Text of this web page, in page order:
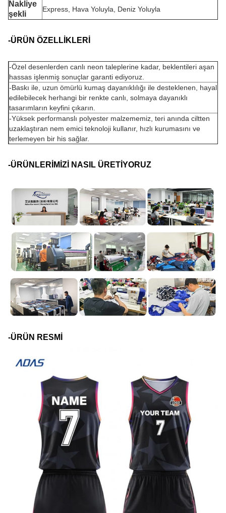
Nakliye
şekli
Express, Hava Yoluyla, Deniz Yoluyla
-ÜRÜN ÖZELLİKLERİ
-Özel desenlerden canlı neon taleplerine kadar, beklentileri aşan
hassas işlenmiş sonuçlar garanti ediyoruz.
-Baskı ile, uzun ömürlü kumaş dayanıklılığı ile desteklenen, hayal
edilebilecek herhangi bir renkte canlı, solmaya dayanıklı
tasarımların keyfini çıkarın.
-Yüksek performanslı polyester malzememiz, teri anında ciltten
uzaklaştıran nem emici teknoloji kullanır, hızlı kurumasını ve
terlemeyen bir his sağlar.
-ÜRÜNLERİMİZİ NASIL ÜRETİYORUZ
-ÜRÜN RESMİ